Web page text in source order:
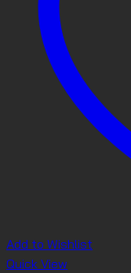
Add to Wishlist
Quick View